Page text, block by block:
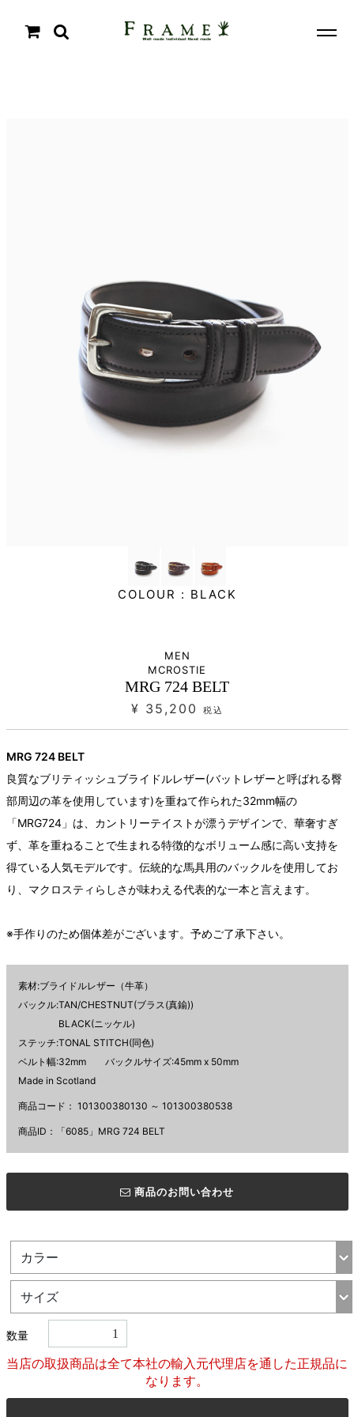
COLOUR : BLACK
MEN
MCROSTIE
MRG 724 BELT
¥ 35,200 税込
MRG 724 BELT
良質なブリティッシュブライドルレザー(バットレザーと呼ばれる臀
部周辺の革を使用しています)を重ねて作られた32mm幅の
「MRG724」は、カントリーテイストが漂うデザインで、華奢すぎ
ず、革を重ねることで生まれる特徴的なボリューム感に高い支持を
得ている人気モデルです。伝統的な馬具用のバックルを使用してお
り、マクロスティらしさが味わえる代表的な一本と言えます。
※手作りのため個体差がございます。予めご了承下さい。
素材:ブライドルレザー（牛革）
バックル:TAN/CHESTNUT(ブラス(真鍮))
BLACK(ニッケル)
ステッチ:TONAL STITCH(同色)
ベルト幅:32mm バックルサイズ:45mm x 50mm
Made in Scotland
商品コード： 101300380130 ～ 101300380538
商品ID：「6085」MRG 724 BELT
商品のお問い合わせ
数量
当店の取扱商品は全て本社の輸入元代理店を通した正規品に
なります。